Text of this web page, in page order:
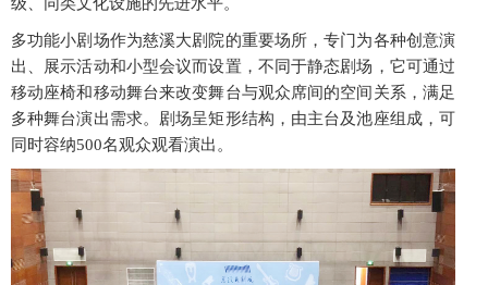
多功能小剧场作为慈溪大剧院的重要场所，专门为各种创意演
出、展示活动和小型会议而设置，不同于静态剧场，它可通过
移动座椅和移动舞台来改变舞台与观众席间的空间关系，满足
多种舞台演出需求。剧场呈矩形结构，由主台及池座组成，可
同时容纳500名观众观看演出。